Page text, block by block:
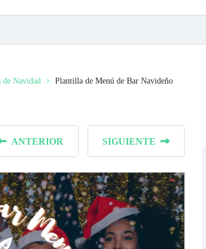
de Navidad Plantilla de Menú de Bar Navideño
ANTERIOR SIGUIENTE